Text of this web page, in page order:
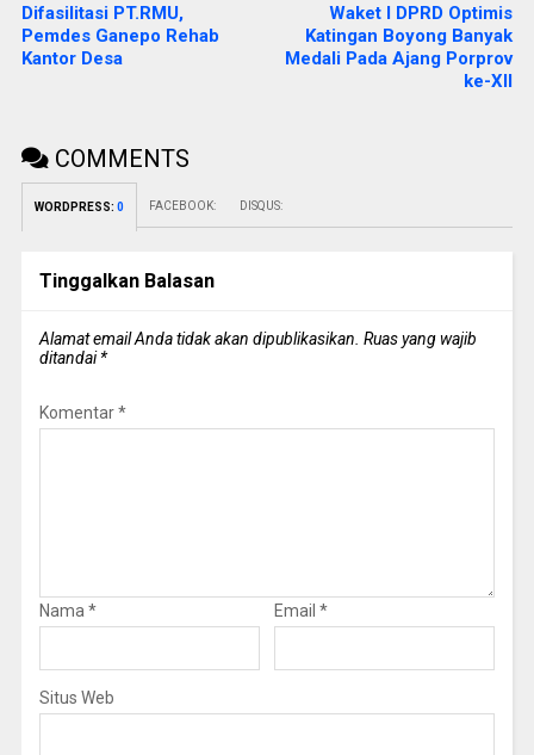
Difasilitasi PT.RMU,
Pemdes Ganepo Rehab
Kantor Desa
Waket I DPRD Optimis
Katingan Boyong Banyak
Medali Pada Ajang Porprov
ke-XII
COMMENTS
WORDPRESS: 0 FACEBOOK: DISQUS:
Tinggalkan Balasan
Alamat email Anda tidak akan dipublikasikan. Ruas yang wajib
ditandai*
Komentar*
Nama * Email *
Situs Web